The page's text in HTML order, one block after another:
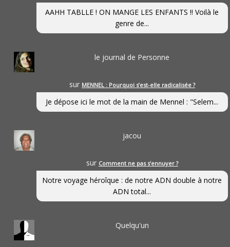
AAHH TABLLE ! ON MANGE LES ENFANTS !! Voilà le
genre de...
le journal de Personne
sur MENNEL : Pourquoi s’est-elle radicalisée ?
Je dépose ici le mot de la main de Mennel : "Selem...
jacou
sur Comment ne pas s’ennuyer ?
Notre voyage héroîque : de notre ADN double à notre
ADN total...
Quelqu'un